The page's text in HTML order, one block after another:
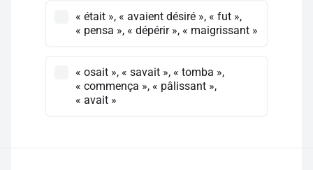
« était », « avaient désiré », « fut »,
« pensa », « dépérir », « maigrissant »
« osait », « savait », « tomba »,
« commença », « pâlissant »,
« avait »